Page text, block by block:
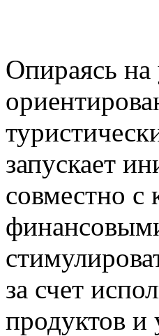
Опираясь
запускает
совместно
за счет
продуктов и